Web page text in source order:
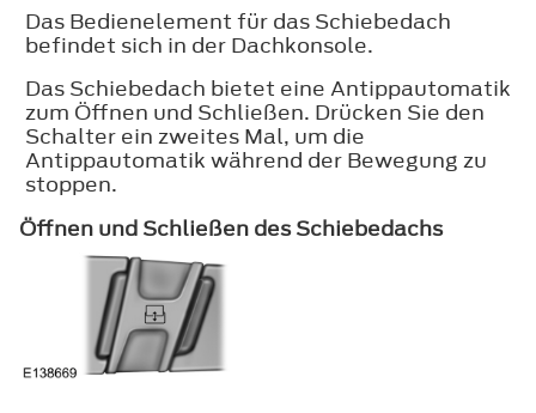
Das Bedienelement für das Schiebedach
befindet sich in der Dachkonsole.
Das Schiebedach bietet eine Antippautomatik
zum Öffnen und Schließen. Drücken Sie den
Schalter ein zweites Mal, um die
Antippautomatik während der Bewegung zu
stoppen.
Öffnen und Schließen des Schiebedachs